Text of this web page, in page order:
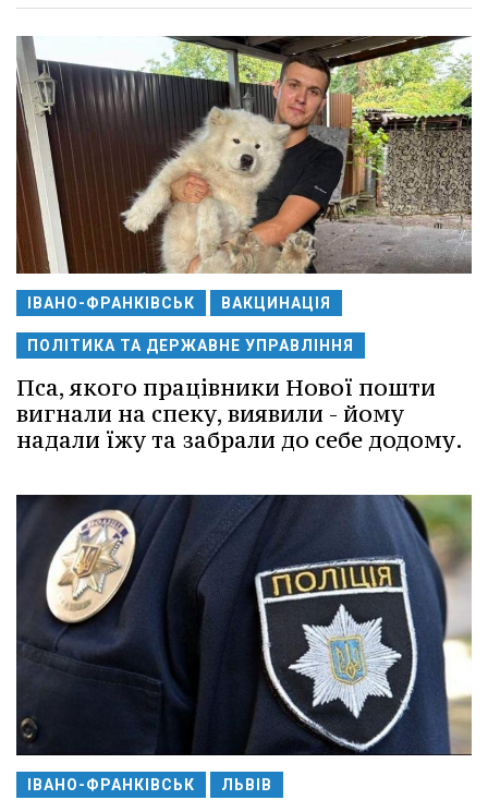
ІВАНО-ФРАНКІВСЬК ВАКЦИНАЦІЯ
ПОЛІТИКА ТА ДЕРЖАВНЕ УПРАВЛІННЯ
Пса, якого працівники Нової пошти
вигнали на спеку, виявили - йому
надали їжу та забрали до себе додому.
ІВАНО-ФРАНКІВСЬК ЛЬВІВ